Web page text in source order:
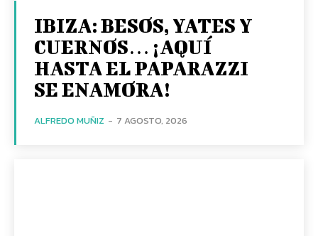
IBIZA: BESOS, YATES Y
CUERNOS… ¡AQUÍ
HASTA EL PAPARAZZI
SE ENAMORA!
ALFREDO MUÑIZ - 7 AGOSTO, 2026